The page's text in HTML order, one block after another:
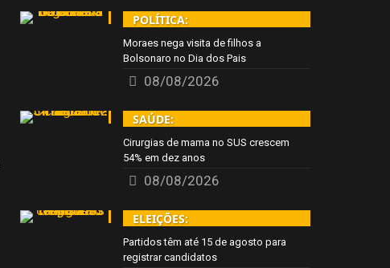
POLÍTICA:
Moraes nega visita de filhos a
Bolsonaro no Dia dos Pais
08/08/2026
SAÚDE:
Cirurgias de mama no SUS crescem
54% em dez anos
08/08/2026
ELEIÇÕES:
Partidos têm até 15 de agosto para
registrar candidatos